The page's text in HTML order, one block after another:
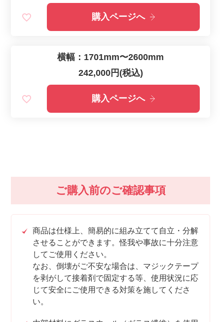
購入ページへ
横幅：1701mm〜2600mm
242,000円(税込)
購入ページへ
ご購入前のご確認事項
商品は仕様上、簡易的に組み立てて自立・分解
させることができます。怪我や事故に十分注意
してご使用ください。
なお、倒壊がご不安な場合は、マジックテープ
を剥がして接着剤で固定する等、使用状況に応
じて安全にご使用できる対策を施してくださ
い。